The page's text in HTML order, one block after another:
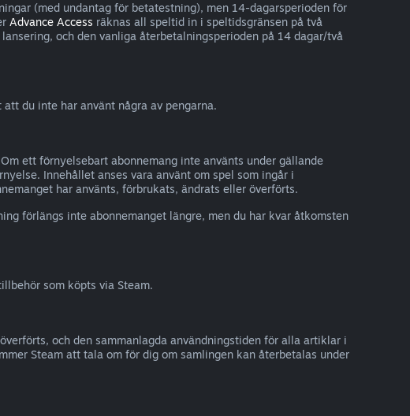
(med undantag för betatestning), men 14-dagarsperioden för
Advance Access räknas all speltid in i speltidsgränsen på två
och den vanliga återbetalningsperioden på 14 dagar/två
du inte har använt några av pengarna.
ett förnyelsebart abonnemang inte använts under gällande
Innehållet anses vara använt om spel som ingår i
har använts, förbrukats, ändrats eller överförts.
förlängs inte abonnemanget längre, men du har kvar åtkomsten
som köpts via Steam.
och den sammanlagda användningstiden för alla artiklar i
Steam att tala om för dig om samlingen kan återbetalas under